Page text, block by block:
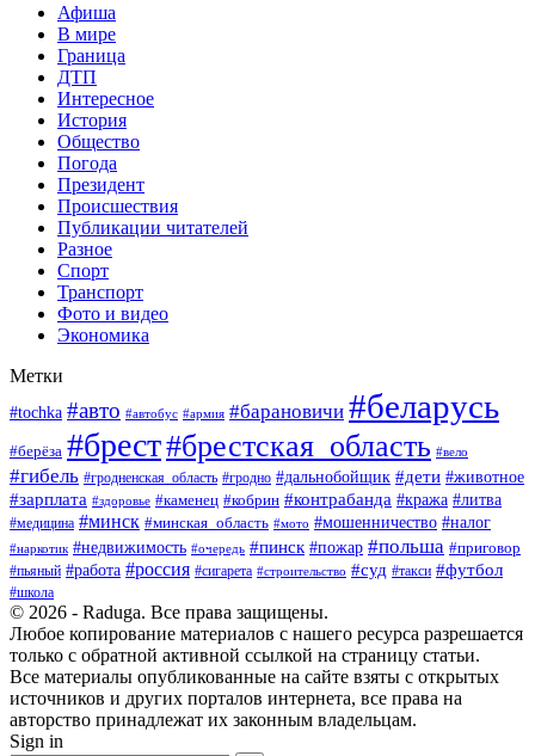
Афиша
В мире
Граница
ДТП
Интересное
История
Общество
Погода
Президент
Происшествия
Публикации читателей
Разное
Спорт
Транспорт
Фото и видео
Экономика
Метки
#tochka #авто #автобус #армия #барановичи #беларусь
#берёза #брест#брестская_область #вело
#гибель #гродненская_область #гродно #дальнобойщик #дети #животное
#зарплата #здоровье #каменец #кобрин #контрабанда #кража #литва
#медицина #минск #минская_область #мото #мошенничество #налог
#наркотик #недвижимость #очередь #пинск #пожар #польша #приговор
#пьяный #работа #россия #сигарета #строительство #суд #такси #футбол
#школа
© 2026 - Raduga. Все права защищены.
Любое копирование материалов с нашего ресурса разрешается
только с обратной активной ссылкой на страницу статьи.
Все материалы опубликованные на сайте взяты с открытых
источников и других порталов интернета, все права на
авторство принадлежат их законным владельцам.
Sign in